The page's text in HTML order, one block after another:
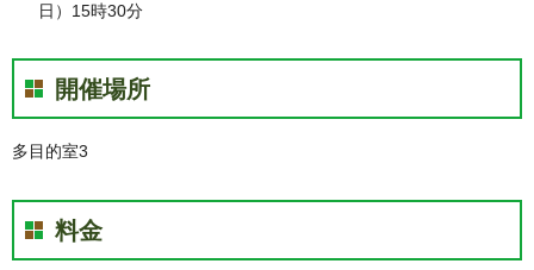
日）15時30分
開催場所
多目的室3
料金